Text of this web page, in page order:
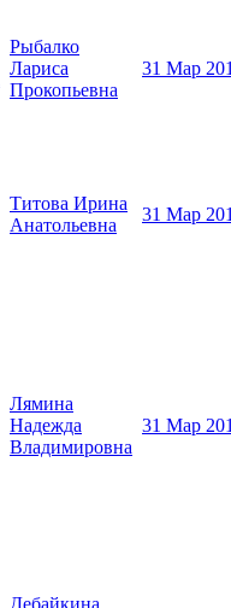
Рыбалко
Лариса
Прокопьевна
31 Мар
Титова Ирина
Анатольевна
31 Мар
Лямина
Надежда
Владимировна
31 Мар